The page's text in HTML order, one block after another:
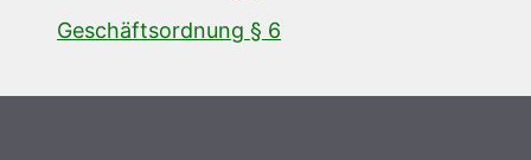
Geschäftsordnung § 6